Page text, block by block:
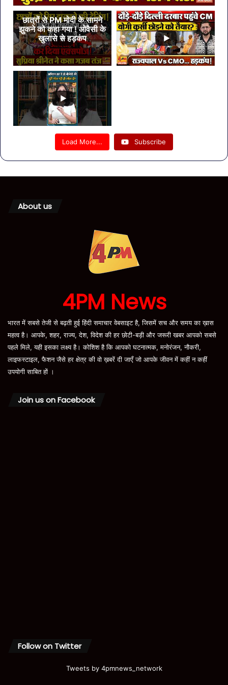
छात्रों से PM मोदी के सामने
झुकने को कहा गया ! ओवैसी के
खुलासे से हड़कंप
Load More... Subscribe
About us
4PM News
भारत में सबसे तेजी से बढ़ती हुई हिंदी समाचार वेबसाइट है, जिसमें सच और समय का ख़ास
महत्व है। आपके, शहर, राज्य, देश, विदेश की हर छोटी-बड़ी और जरूरी खबर आपको सबसे
पहले मिले, यही इसका लक्ष्य है। कोशिश है कि आपको घटनात्मक, मनोरंजन, नौकरी,
लाइफस्टाइल, फैशन जैसे हर क्षेत्र की वो ख़बरें दी जाएँ जो आपके जीवन में कहीं न कहीं
उपयोगी साबित हों ।
Join us on Facebook
Follow on Twitter
Tweets by 4pmnews_network